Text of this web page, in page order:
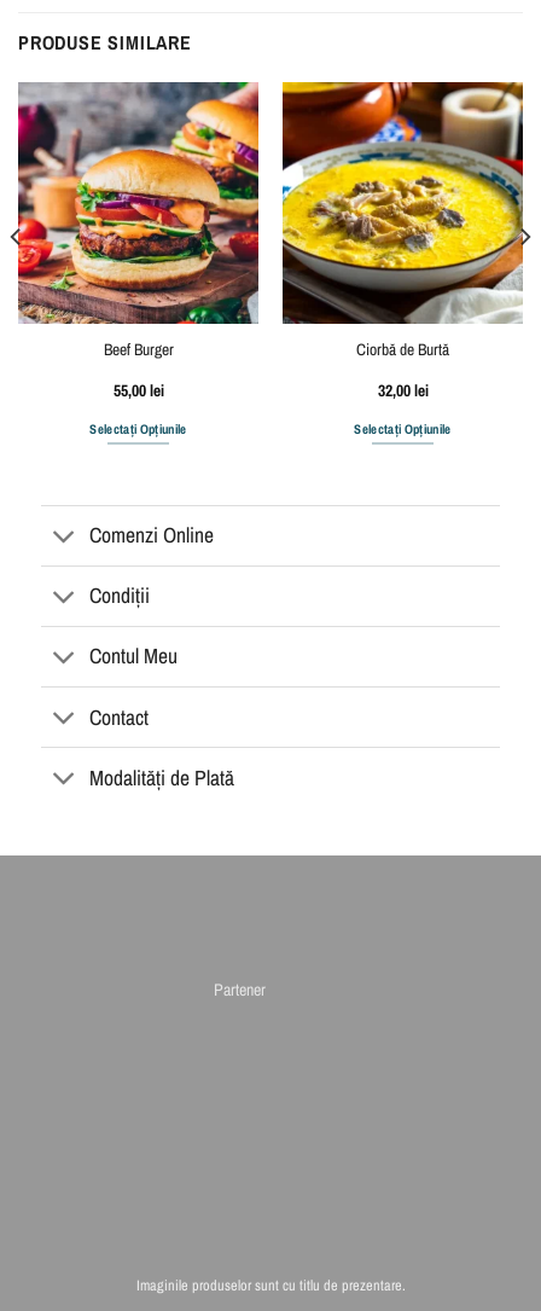
PRODUSE SIMILARE
Beef Burger
55,00lei
Selectați Opțiunile
Ciorbă de Burtă
32,00lei
Selectați Opțiunile
Comenzi Online
Condiții
Contul Meu
Contact
Modalități de Plată
Partener
Imaginile produselor sunt cu titlu de prezentare.